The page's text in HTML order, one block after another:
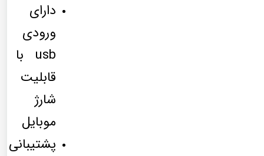
دارای
ورودی
usb با
قابلیت
شارژ
موبایل
پشتیبانی